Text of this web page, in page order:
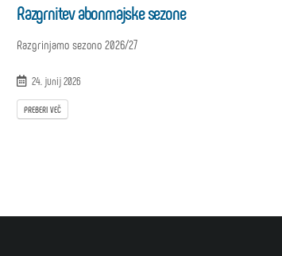
Razgrnitev abonmajske sezone
Razgrinjamo sezono 2026/27
24. junij 2026
PREBERI VEČ